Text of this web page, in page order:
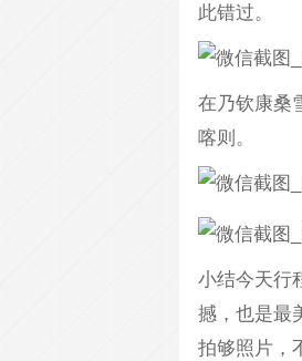
此错过。
在乃钦康桑
喀则。
小结今天行
撼，也是最
拍够照片，